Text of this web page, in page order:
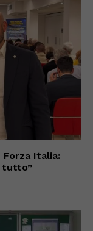
Italia:
tutto”